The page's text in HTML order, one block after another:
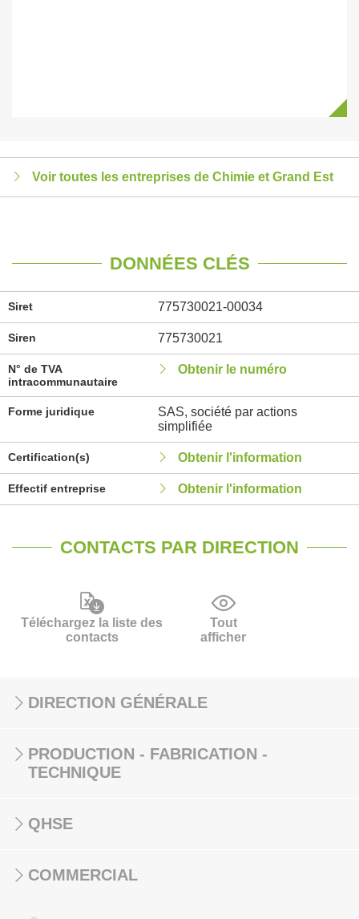
Voir toutes les entreprises de Chimie et Grand Est
DONNÉES CLÉS
Siret 775730021-00034
Siren 775730021
N° de TVA
intracommunautaire
Obtenir le numéro
Forme juridique
SAS, société par actions
simplifiée
Certification(s) Obtenir l'information
Effectif entreprise Obtenir l'information
CONTACTS PAR DIRECTION
Téléchargez la liste des
contacts
Tout
afficher
DIRECTION GÉNÉRALE
PRODUCTION - FABRICATION -
TECHNIQUE
QHSE
COMMERCIAL